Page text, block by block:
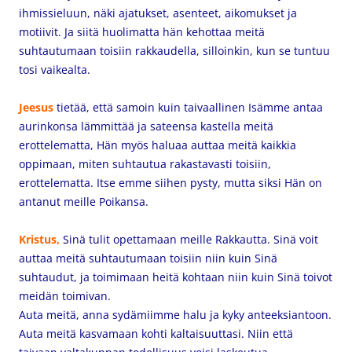
ihmissieluun, näki ajatukset, asenteet, aikomukset ja
motiivit. Ja siitä huolimatta hän kehottaa meitä
suhtautumaan toisiin rakkaudella, silloinkin, kun se tuntuu
tosi vaikealta.
Jeesus tietää, että samoin kuin taivaallinen Isämme antaa
aurinkonsa lämmittää ja sateensa kastella meitä
erottelematta, Hän myös haluaa auttaa meitä kaikkia
oppimaan, miten suhtautua rakastavasti toisiin,
erottelematta. Itse emme siihen pysty, mutta siksi Hän on
antanut meille Poikansa.
Kristus, Sinä tulit opettamaan meille Rakkautta. Sinä voit
auttaa meitä suhtautumaan toisiin niin kuin Sinä
suhtaudut, ja toimimaan heitä kohtaan niin kuin Sinä toivot
meidän toimivan.
Auta meitä, anna sydämiimme halu ja kyky anteeksiantoon.
Auta meitä kasvamaan kohti kaltaisuuttasi. Niin että